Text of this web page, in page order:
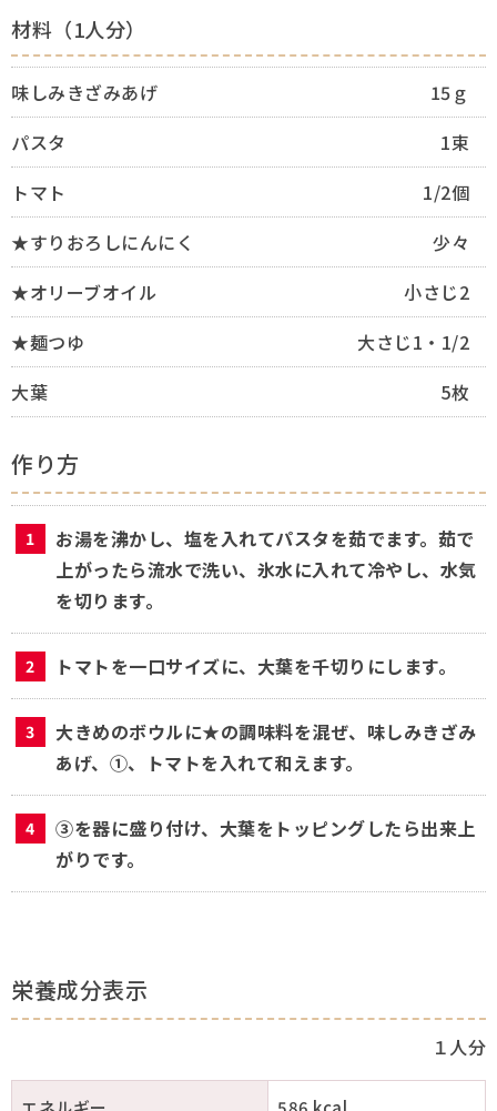
材料（1人分）
味しみきざみあげ
15ｇ
パスタ
1束
トマト
1/2個
★すりおろしにんにく
少々
★オリーブオイル
小さじ2
★麺つゆ
大さじ1・1/2
大葉
5枚
作り方
お湯を沸かし、塩を入れてパスタを茹でます。茹で
上がったら流水で洗い、氷水に入れて冷やし、水気
を切ります。
トマトを一口サイズに、大葉を千切りにします。
大きめのボウルに★の調味料を混ぜ、味しみきざみ
あげ、①、トマトを入れて和えます。
③を器に盛り付け、大葉をトッピングしたら出来上
がりです。
栄養成分表示
１人分